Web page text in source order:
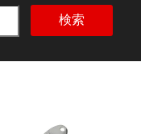
検索